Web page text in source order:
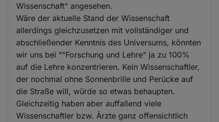
Wissenschaft" angesehen.
Wäre der aktuelle Stand der Wissenschaft
allerdings gleichzusetzen mit vollständiger und
abschließender Kenntnis des Universums, könnten
wir uns bei ""Forschung und Lehre" ja zu 100%
auf die Lehre konzentrieren. Kein Wissenschaftler,
der nochmal ohne Sonnenbrille und Perücke auf
die Straße will, würde so etwas behaupten.
Gleichzeitig haben aber auffallend viele
Wissenschaftler bzw. Ärzte ganz offensichtlich